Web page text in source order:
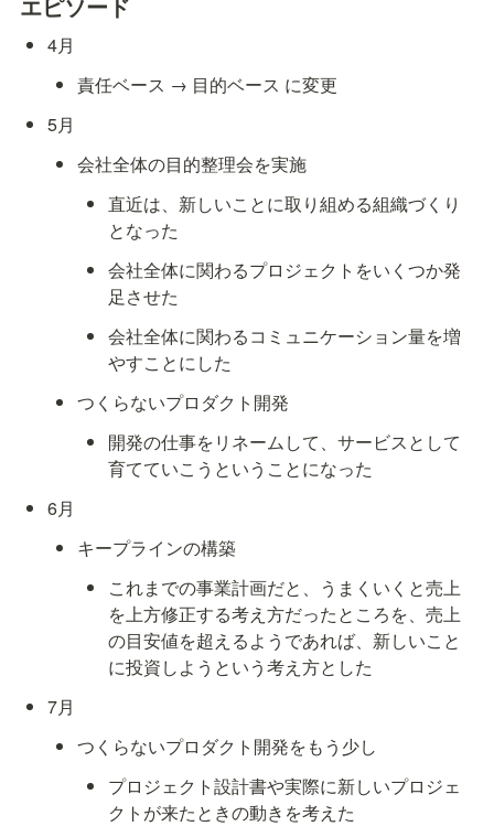
4月
責任ベース → 目的ベース に変更
5月
会社全体の目的整理会を実施
直近は、新しいことに取り組める組織づくり
となった
会社全体に関わるプロジェクトをいくつか発
足させた
会社全体に関わるコミュニケーション量を増
やすことにした
つくらないプロダクト開発
開発の仕事をリネームして、サービスとして
育てていこうということになった
6月
キープラインの構築
これまでの事業計画だと、うまくいくと売上
を上方修正する考え方だったところを、売上
の目安値を超えるようであれば、新しいこと
に投資しようという考え方とした
7月
つくらないプロダクト開発をもう少し
プロジェクト設計書や実際に新しいプロジェ
クトが来たときの動きを考えた